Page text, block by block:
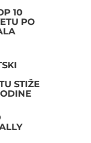
10
PO
STIŽE